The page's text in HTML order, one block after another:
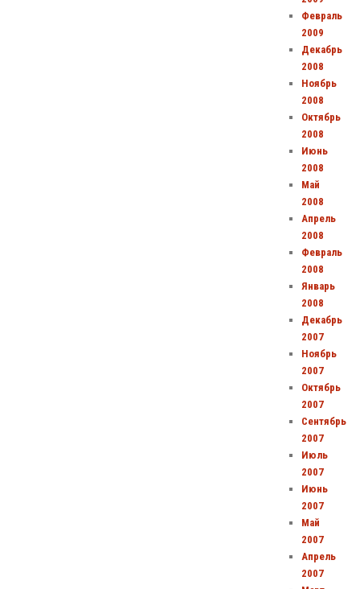
Февраль
2009
Декабрь
2008
Ноябрь
2008
Октябрь
2008
Июнь
2008
Май
2008
Апрель
2008
Февраль
2008
Январь
2008
Декабрь
2007
Ноябрь
2007
Октябрь
2007
Сентябрь
2007
Июль
2007
Июнь
2007
Май
2007
Апрель
2007